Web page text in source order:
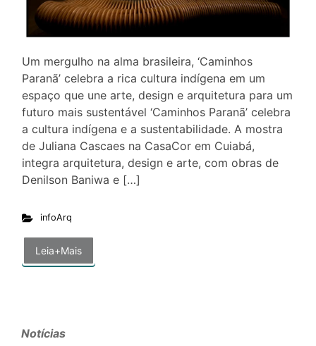
Um mergulho na alma brasileira, ‘Caminhos
Paranã’ celebra a rica cultura indígena em um
espaço que une arte, design e arquitetura para um
futuro mais sustentável ‘Caminhos Paranã’ celebra
a cultura indígena e a sustentabilidade. A mostra
de Juliana Cascaes na CasaCor em Cuiabá,
integra arquitetura, design e arte, com obras de
Denilson Baniwa e […]
infoArq
Leia+Mais
Notícias